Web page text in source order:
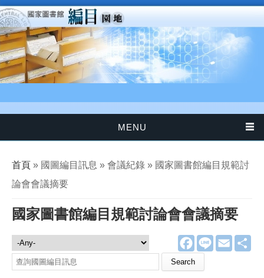
移至主內容
MENU
您在這裡
首頁 » 國圖編目訊息 » 會議紀錄 » 國家圖書館編目規範討
論會會議摘要
國家圖書館編目規範討論會會議摘要
F
a
e
L
E
m
國圖編目訊息
Search this site